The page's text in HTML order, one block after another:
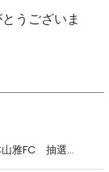
うございま
会」開催のお知らせ